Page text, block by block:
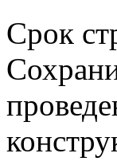
Срок